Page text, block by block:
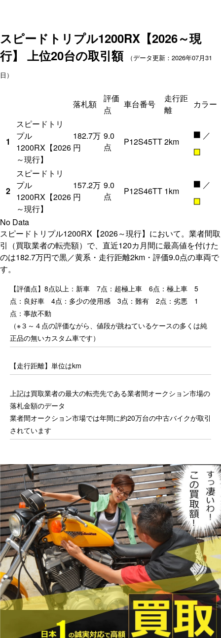
スピードトリプル1200RX【2026～現
行】
上位20台の取引額
（データ更新：2026年07月31
日）
落札額
評価
点
車台番号
走行距
離
カラー
1
スピードトリ
プル
1200RX【2026
～現行】
182.7万
円
9.0
点
P12S45TT2km ■ ／
■
2
スピードトリ
プル
1200RX【2026
～現行】
157.2万
円
9.0
点
P12S46TT 1km ■ ／
■
No Data
スピードトリプル1200RX【2026～現行】において。業者間取
引（買取業者の転売額）で、直近120カ月間に最高値を付けた
のは182.7万円で黒／黄系・走行距離2km・評価9.0点の車両で
す。
【評価点】8点以上：新車 7点：超極上車 6点：極上車 5
点：良好車 4点：多少の使用感 3点：難有 2点：劣悪 1
点：事故不動
（※３～４点の評価ながら、値段が跳ねているケースの多くは純
正品の無いカスタム車です）
【走行距離】単位はkm
上記は買取業者の最大の転売先である業者間オークション市場の
落札金額のデータ
業者間オークション市場では年間に約20万台の中古バイクが取引
されています